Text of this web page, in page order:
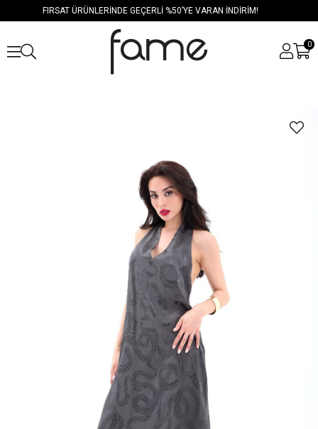
FIRSAT ÜRÜNLERİNDE GEÇERLİ %50’YE VARAN İNDİRİM!
0